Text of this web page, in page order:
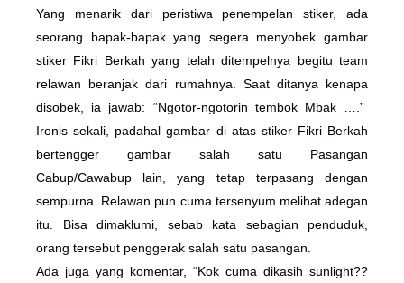
Yang menarik dari peristiwa penempelan stiker, ada
seorang bapak-bapak yang segera menyobek gambar
stiker Fikri Berkah yang telah ditempelnya begitu team
relawan beranjak dari rumahnya. Saat ditanya kenapa
disobek, ia jawab: “Ngotor-ngotorin tembok Mbak ….”
Ironis sekali, padahal gambar di atas stiker Fikri Berkah
bertengger gambar salah satu Pasangan
Cabup/Cawabup lain, yang tetap terpasang dengan
sempurna. Relawan pun cuma tersenyum melihat adegan
itu. Bisa dimaklumi, sebab kata sebagian penduduk,
orang tersebut penggerak salah satu pasangan.
Ada juga yang komentar, “Kok cuma dikasih sunlight??